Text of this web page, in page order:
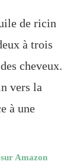
de ricin
à trois
cheveux.
vers la
à une
Amazon